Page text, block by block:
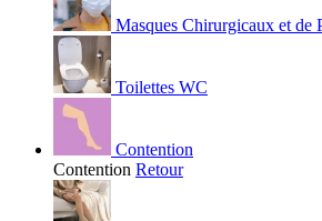
Masques Chirurgicaux et de
Toilettes WC
Contention
Contention Retour